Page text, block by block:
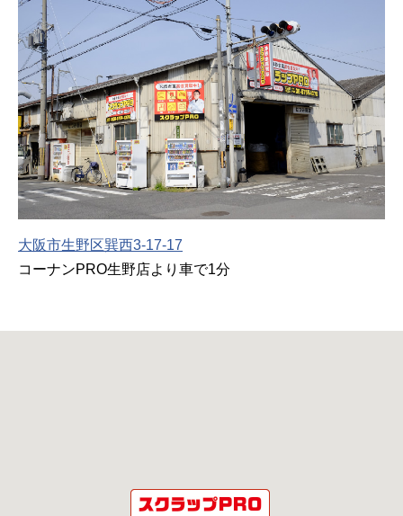
大阪市生野区巽西3-17-17
コーナンPRO生野店より車で1分